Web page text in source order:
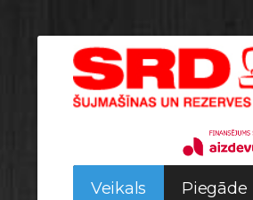
Veikals Piegāde